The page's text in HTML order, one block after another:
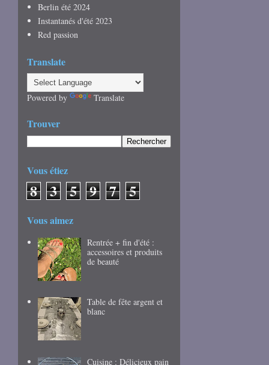
Berlin été 2024
Instantanés d'été 2023
Red passion
Translate
Powered by Translate
Trouver
Vous étiez
8 3 5 9 7 5
Vous aimez
Rentrée + fin d'été :
accessoires et produits
de beauté
Table de fête argent et
blanc
Cuisine : Délicieux pain